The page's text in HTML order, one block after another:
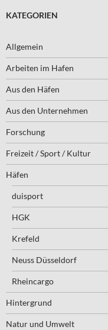
KATEGORIEN
Allgemein
Arbeiten im Hafen
Aus den Häfen
Aus den Unternehmen
Forschung
Freizeit / Sport / Kultur
Häfen
duisport
HGK
Krefeld
Neuss Düsseldorf
Rheincargo
Hintergrund
Natur und Umwelt